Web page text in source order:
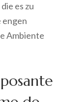
es zu
engen
Ambiente